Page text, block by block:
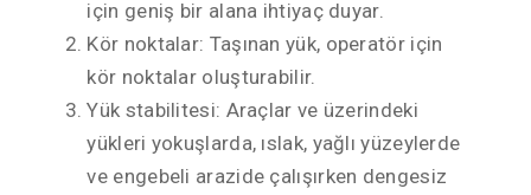
için geniş bir alana ihtiyaç duyar.
Kör noktalar: Taşınan yük, operatör için
kör noktalar oluşturabilir.
Yük stabilitesi: Araçlar ve üzerindeki
yükleri yokuşlarda, ıslak, yağlı yüzeylerde
ve engebeli arazide çalışırken dengesiz